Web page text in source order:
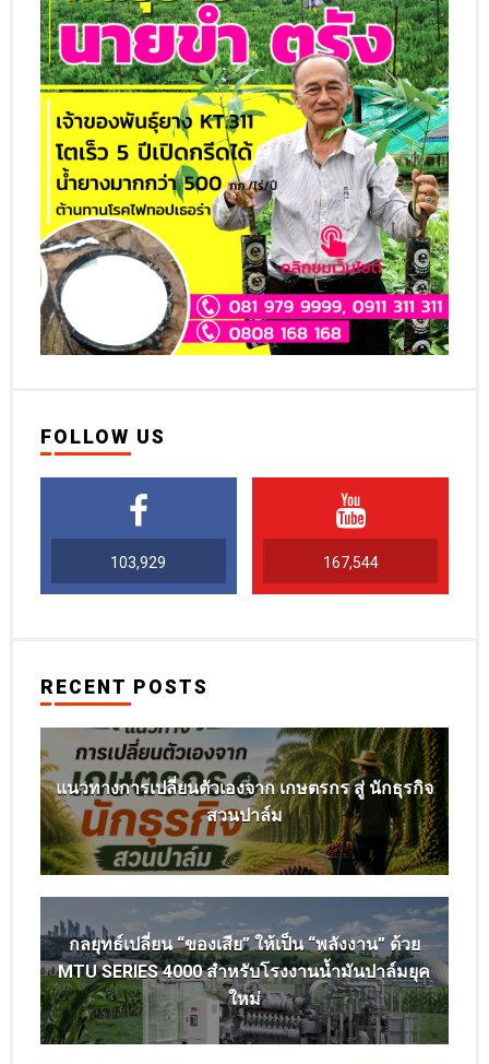
FOLLOW US
103,929 167,544
RECENT POSTS
แนวทางการเปลี่ยนตัวเองจาก เกษตรกร สู่ นักธุรกิจ
สวนปาล์ม
กลยุทธ์เปลี่ยน “ของเสีย” ให้เป็น “พลังงาน” ด้วย
MTU SERIES 4000 สำหรับโรงงานน้ำมันปาล์มยุค
ใหม่